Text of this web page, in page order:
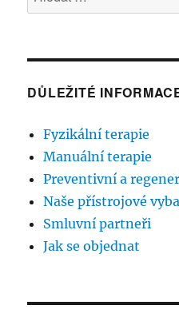
DŮLEŽITÉ
Fyzikální terapie
Manuální terapie
Preventivní a
Naše přístrojové
Smluvní partneři
Jak se objednat